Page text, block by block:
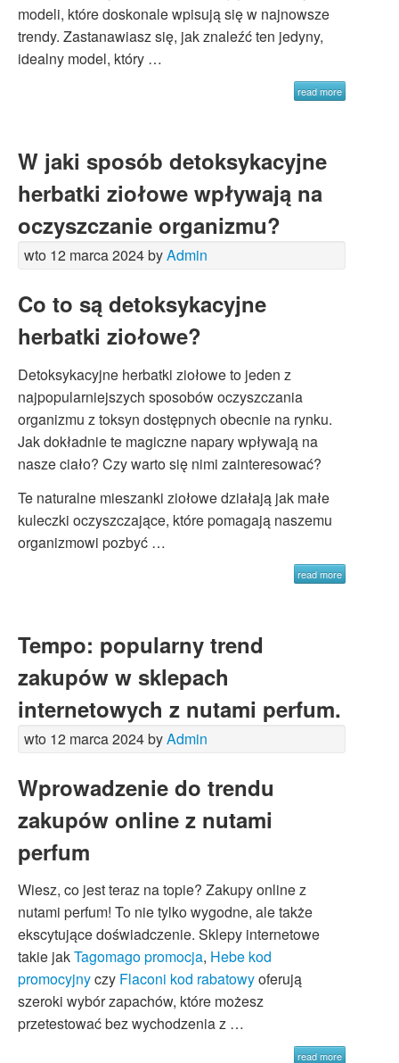
modeli, które doskonale wpisują się w najnowsze
trendy. Zastanawiasz się, jak znaleźć ten jedyny,
idealny model, który …
read more
W jaki sposób detoksykacyjne
herbatki ziołowe wpływają na
oczyszczanie organizmu?
wto 12 marca 2024 byAdmin
Co to są detoksykacyjne
herbatki ziołowe?
Detoksykacyjne herbatki ziołowe to jeden z
najpopularniejszych sposobów oczyszczania
organizmu z toksyn dostępnych obecnie na rynku.
Jak dokładnie te magiczne napary wpływają na
nasze ciało? Czy warto się nimi zainteresować?
Te naturalne mieszanki ziołowe działają jak małe
kuleczki oczyszczające, które pomagają naszemu
organizmowi pozbyć …
read more
Tempo: popularny trend
zakupów w sklepach
internetowych z nutami perfum.
wto 12 marca 2024 byAdmin
Wprowadzenie do trendu
zakupów online z nutami
perfum
Wiesz, co jest teraz na topie? Zakupy online z
nutami perfum! To nie tylko wygodne, ale także
ekscytujące doświadczenie. Sklepy internetowe
takie jakTagomago promocja, Hebe kod
promocyjnyczy Flaconi kod rabatowyoferują
szeroki wybór zapachów, które możesz
przetestować bez wychodzenia z …
read more